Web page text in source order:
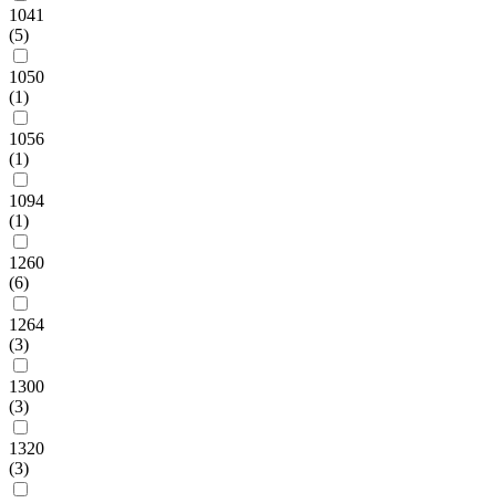
1041
(5)
1050
(1)
1056
(1)
1094
(1)
1260
(6)
1264
(3)
1300
(3)
1320
(3)